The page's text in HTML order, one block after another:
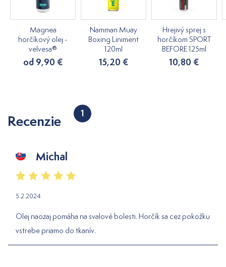
Magnea
horčíkový olej -
velvesa®
od 9,90 €
Namman Muay
Boxing Liniment
120ml
15,20 €
Hrejivý sprej s
horčíkom SPORT
BEFORE 125ml
10,80 €
Recenzie 1
Michal
5.2.2024
Olej naozaj pomáha na svalové bolesti. Horčík sa cez pokožku
vstrebe priamo do tkanív.